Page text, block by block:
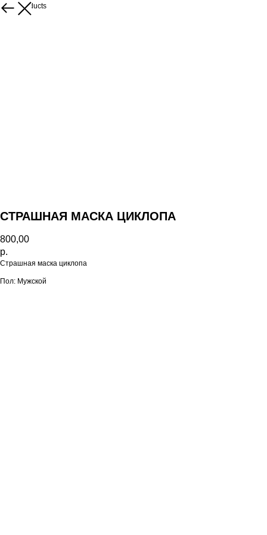
More products
СТРАШНАЯ МАСКА ЦИКЛОПА
800,00
р.
Страшная маска циклопа
Пол: Мужской